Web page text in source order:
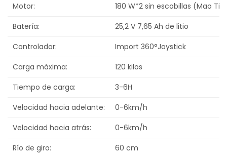
Motor:
180 W*2 sin escobillas (Mao
Batería:
25,2 V 7,65 Ah de litio
Controlador:
Import 360°Joystick
Carga máxima:
120 kilos
Tiempo de carga:
3-6H
Velocidad hacia adelante:
0-6km/h
Velocidad hacia atrás:
0-6km/h
Río de giro:
60 cm